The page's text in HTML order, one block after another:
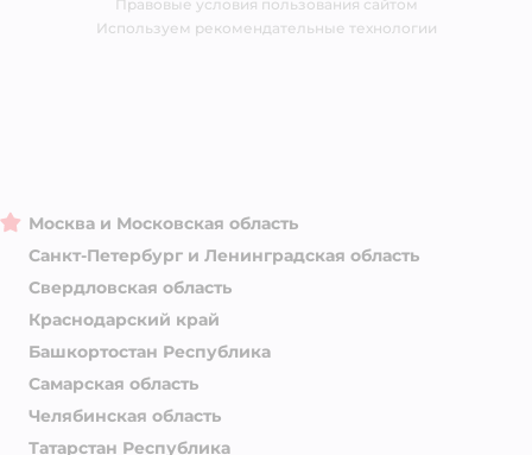
Правовые условия пользования сайтом
Используем рекомендательные технологии
Москва и Московская область
Санкт-Петербург и Ленинградская область
Свердловская область
Краснодарский край
Башкортостан Республика
Самарская область
Челябинская область
Татарстан Республика